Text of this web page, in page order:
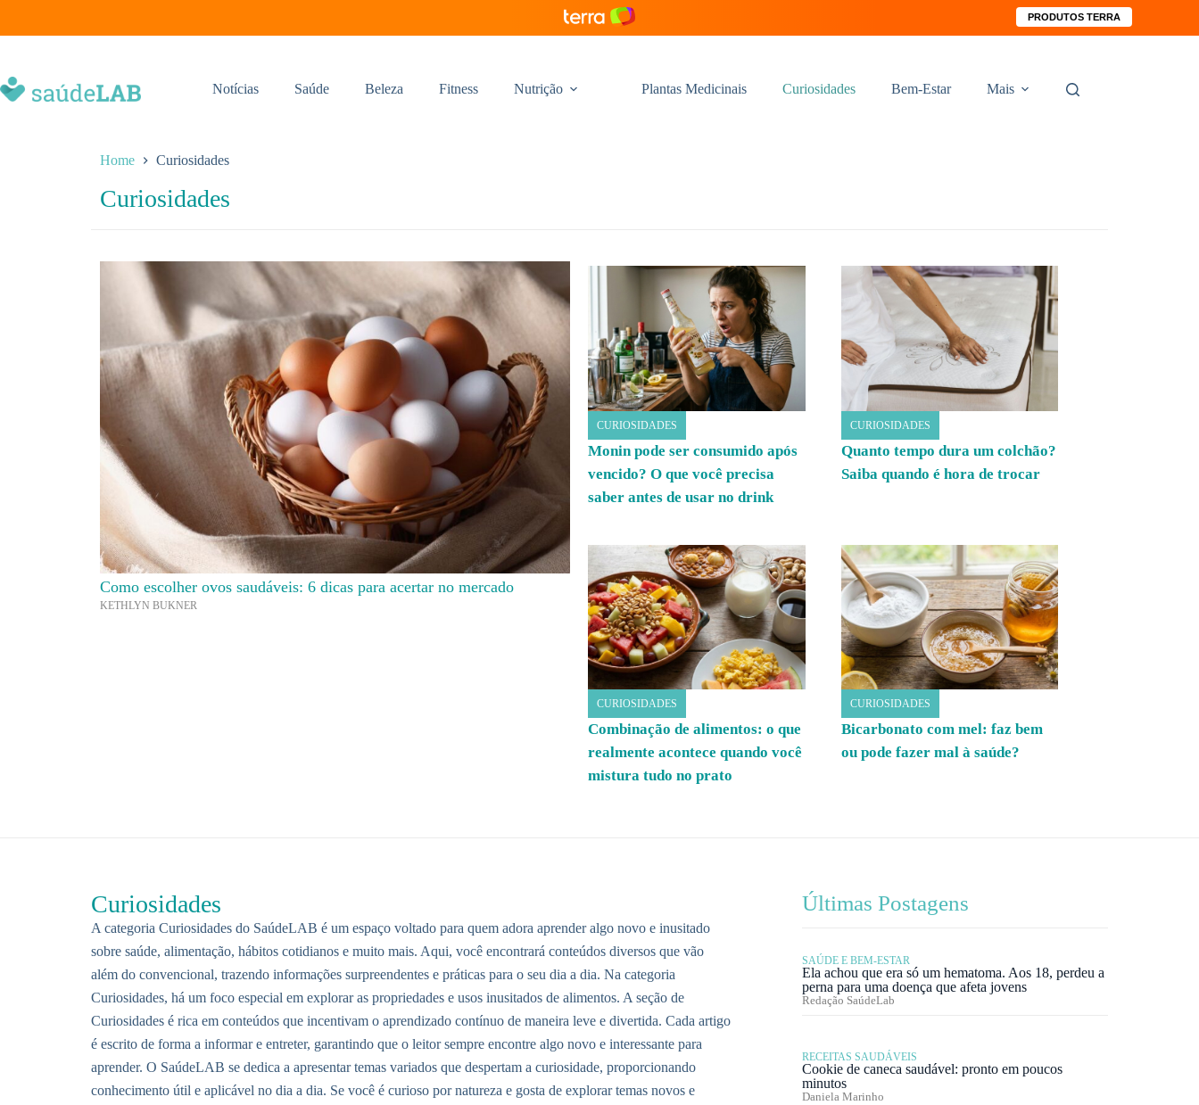
PRODUTOS TERRA
Notícias Saúde Beleza Fitness Nutrição Plantas Medicinais Curiosidades Bem-Estar Mais
Home Curiosidades
Curiosidades
Como escolher ovos saudáveis: 6 dicas para acertar no mercado
KETHLYN BUKNER
CURIOSIDADES
Monin pode ser consumido após
vencido? O que você precisa
saber antes de usar no drink
CURIOSIDADES
Quanto tempo dura um colchão?
Saiba quando é hora de trocar
CURIOSIDADES
Combinação de alimentos: o que
realmente acontece quando você
mistura tudo no prato
CURIOSIDADES
Bicarbonato com mel: faz bem
ou pode fazer mal à saúde?
Curiosidades
A categoria Curiosidades do SaúdeLAB é um espaço voltado para quem adora aprender algo novo e inusitado
sobre saúde, alimentação, hábitos cotidianos e muito mais. Aqui, você encontrará conteúdos diversos que vão
além do convencional, trazendo informações surpreendentes e práticas para o seu dia a dia. Na categoria
Curiosidades, há um foco especial em explorar as propriedades e usos inusitados de alimentos. A seção de
Curiosidades é rica em conteúdos que incentivam o aprendizado contínuo de maneira leve e divertida. Cada artigo
é escrito de forma a informar e entreter, garantindo que o leitor sempre encontre algo novo e interessante para
aprender. O SaúdeLAB se dedica a apresentar temas variados que despertam a curiosidade, proporcionando
conhecimento útil e aplicável no dia a dia. Se você é curioso por natureza e gosta de explorar temas novos e
Últimas Postagens
SAÚDE E BEM-ESTAR
Ela achou que era só um hematoma. Aos 18, perdeu a
perna para uma doença que afeta jovens
Redação SaúdeLab
RECEITAS SAUDÁVEIS
Cookie de caneca saudável: pronto em poucos
minutos
Daniela Marinho